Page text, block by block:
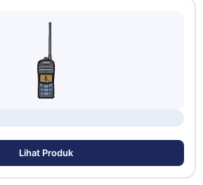
Lihat Produk